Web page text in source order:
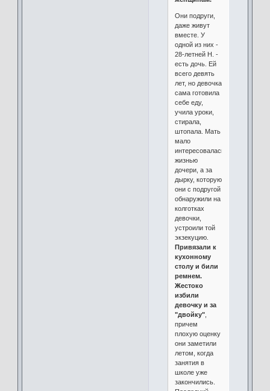
Они подруги,
даже живут
вместе. У
одной из них -
28-летней Н. -
есть дочь. Ей
всего девять
лет, но девочка
сама готовила
себе еду,
учила уроки,
стирала,
штопала. Мать
мало
интересовалась
жизнью
дочери, а за
дырку, которую
они с подругой
обнаружили на
колготках
девочки,
устроили той
экзекуцию.
Привязали к
кухонному
столу и били
ремнем.
Жестоко
избили
девочку и за
"двойку",
причем
плохую оценку
они заметили
летом, когда
занятия в
школе уже
закончились.